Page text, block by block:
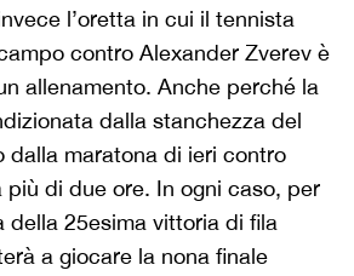
l’oretta in cui il tennista
contro Alexander Zverev è
allenamento. Anche perché la
dalla stanchezza del
dalla maratona di ieri contro
di due ore. In ogni caso, per
della 25esima vittoria di fila
a giocare la nona finale